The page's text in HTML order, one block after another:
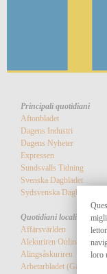
Principali quotidiani
Aftonbladet
Dagens Industri
Dagens Nyheter
Expressen
Sundsvalls Tidning
Svenska Dagbladet
Sydsvenska Dagbladet
Quotidiani locali
Affärsvärlden
Alekuriren Online
Alingsåskuriren
Arbetarbladet (Gävla)
loro